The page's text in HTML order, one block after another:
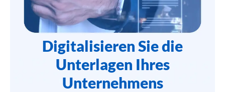
Digitalisieren Sie die
Unterlagen Ihres
Unternehmens